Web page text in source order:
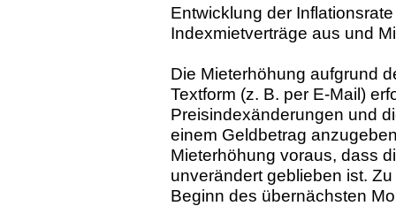
Entwicklung der
Indexmietverträge aus und
Die Mieterhöhung aufgrund
Textform (z. B. per E-Mail)
Preisindexänderungen und
einem Geldbetrag
Mieterhöhung voraus, dass
unverändert geblieben ist.
Beginn des übernächsten